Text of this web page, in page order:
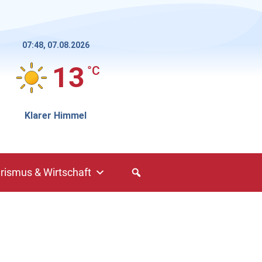
07:48, 07.08.2026
13 °C
Klarer Himmel
& Wirtschaft